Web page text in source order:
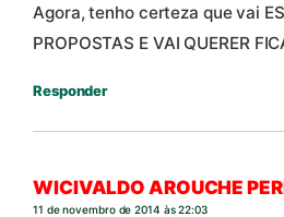
Agora, tenho certeza que vai
PROPOSTAS E VAI QUERER
Responder
WICIVALDO AROUCHE
11 de novembro de 2014 às 22:03